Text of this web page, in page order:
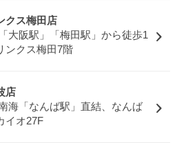
クス梅田店
「大阪駅」「梅田駅」から徒歩1
ンクス梅田7階
店
海「なんば駅」直結、なんば
イオ27F